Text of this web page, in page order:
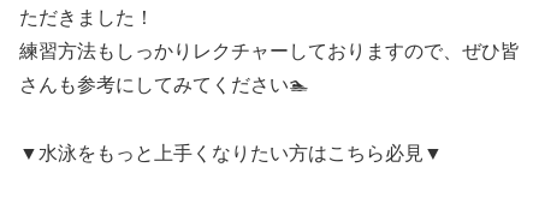
ただきました！
練習方法もしっかりレクチャーしておりますので、ぜひ皆
さんも参考にしてみてください🏊
▼水泳をもっと上手くなりたい方はこちら必見▼